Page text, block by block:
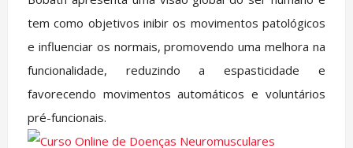
tem como objetivos inibir os movimentos patológicos
e influenciar os normais, promovendo uma melhora na
funcionalidade, reduzindo a espasticidade e
favorecendo movimentos automáticos e voluntários
pré-funcionais.